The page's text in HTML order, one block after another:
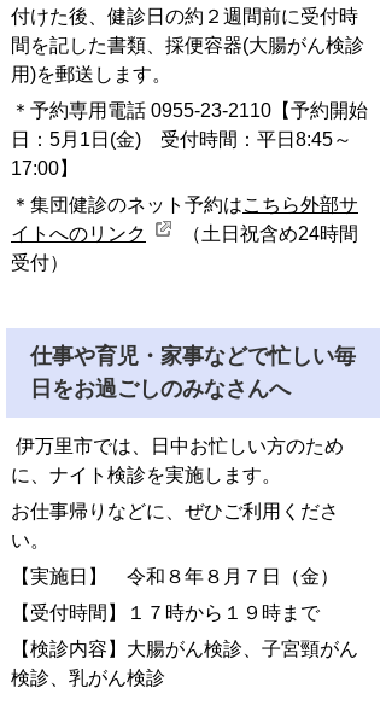
付けた後、健診日の約２週間前に受付時
間を記した書類、採便容器(大腸がん検診
用)を郵送します。
＊予約専用電話 0955-23-2110【予約開始
日：5月1日(金) 受付時間：平日8:45～
17:00】
＊集団健診のネット予約はこちら外部サ
イトへのリンク
（土日祝含め24時間
受付）
仕事や育児・家事などで忙しい毎
日をお過ごしのみなさんへ
伊万里市では、日中お忙しい方のため
に、ナイト検診を実施します。
お仕事帰りなどに、ぜひご利用くださ
い。
【実施日】 令和８年８月７日（金）
【受付時間】１７時から１９時まで
【検診内容】大腸がん検診、子宮頸がん
検診、乳がん検診